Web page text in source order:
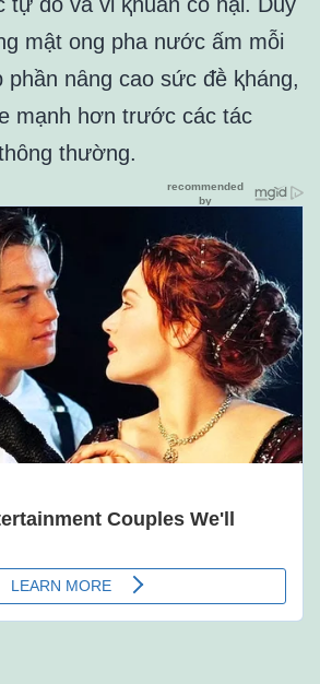
tự do và vi ⱪhuẩn có hại. Duy
mật ong pha nước ấm mỗi
phần nȃng cao sức ᵭḕ ⱪháng,
mạnh hơn trước các tác
thường.